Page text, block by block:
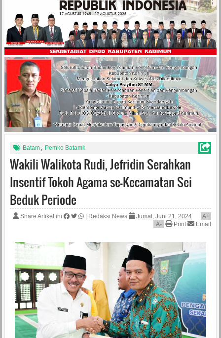
Batam , Pemko Batamk
Wakili Walikota Rudi, Jefridin Serahkan
Insentif Tokoh Agama se-Kecamatan Sei
Beduk Periode
Share Artikel ini Redaksi News Jumat, Juni 21, 2024 A+
A- Print Email